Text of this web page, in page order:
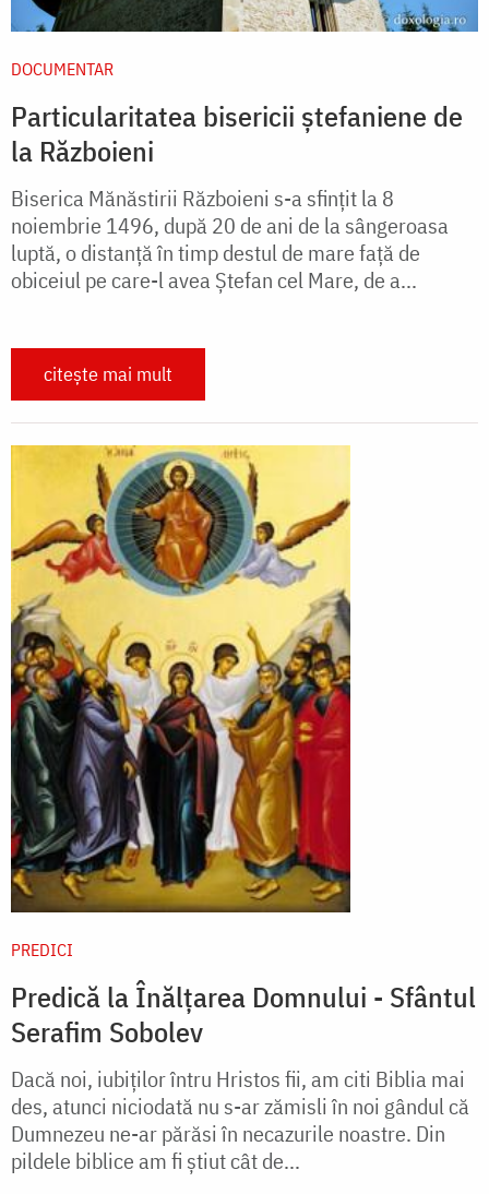
DOCUMENTAR
Particularitatea bisericii ștefaniene de
la Războieni
Biserica Mănăstirii Războieni s-a sfințit la 8
noiembrie 1496, după 20 de ani de la sângeroasa
luptă, o distanță în timp destul de mare față de
obiceiul pe care-l avea Ștefan cel Mare, de a...
citește mai mult
PREDICI
Predică la Înălţarea Domnului - Sfântul
Serafim Sobolev
Dacă noi, iubiţilor întru Hristos fii, am citi Biblia mai
des, atunci niciodată nu s-ar zămisli în noi gândul că
Dumnezeu ne-ar părăsi în necazurile noastre. Din
pildele biblice am fi ştiut cât de...